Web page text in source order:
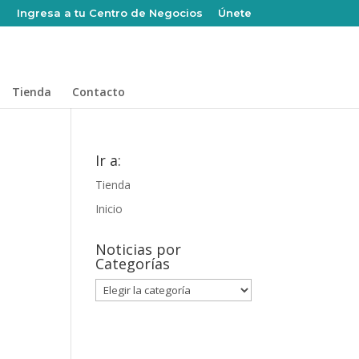
Ingresa a tu Centro de Negocios Únete
Tienda Contacto
Ir a:
Tienda
Inicio
Noticias por
Categorías
Noticias
por